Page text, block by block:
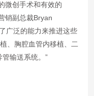
微创手术和有效的
销副总裁Bryan
广泛的能力来推进这些
、胸腔血管内移植、二
输送系统。”